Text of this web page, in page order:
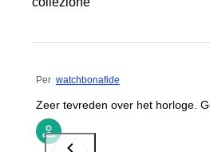
Per watchbonafide
Zeer tevreden over het horloge.